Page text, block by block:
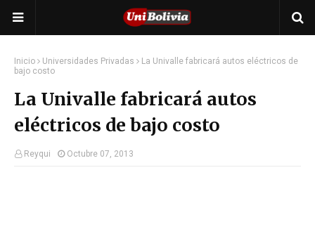
Inicio Universidades Privadas
La Univalle fabricará autos eléctricos de
bajo costo
La Univalle fabricará autos
eléctricos de bajo costo
Reyqui Octubre 07, 2013